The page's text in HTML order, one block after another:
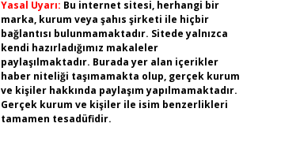
Yasal Uyarı: Bu internet sitesi, herhangi bir
marka, kurum veya şahıs şirketi ile hiçbir
bağlantısı bulunmamaktadır. Sitede yalnızca
kendi hazırladığımız makaleler
paylaşılmaktadır. Burada yer alan içerikler
haber niteliği taşımamakta olup, gerçek kurum
ve kişiler hakkında paylaşım yapılmamaktadır.
Gerçek kurum ve kişiler ile isim benzerlikleri
tamamen tesadüfidir.